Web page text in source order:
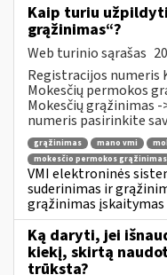
Kaip turiu
grąžinimas“?
Web turinio sąrašas
Registracijos numeris
Mokesčių permokos
Mokesčių grąžinimas
numeris pasirinkite
grąžinimas mano vmi
mokesčio permokos grąžinimas
VMI elektroninės
suderinimas ir
grąžinimas įskaitymas
Ką daryti, jei
kiekį, skirtą
trūksta?